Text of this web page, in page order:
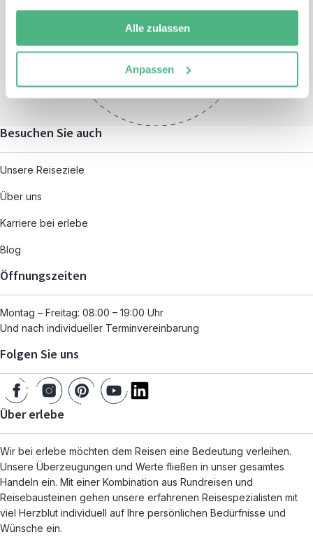
Alle zulassen
Anpassen
Montag – Freitag:
und nach individueller
Terminvereinbarung
Besuchen Sie auch
Unsere Reiseziele
Über uns
Karriere bei erlebe
Blog
Öffnungszeiten
Montag – Freitag: 08:00 – 19:00 Uhr
Und nach individueller Terminvereinbarung
Folgen Sie uns
Über erlebe
Wir bei erlebe möchten dem Reisen eine Bedeutung verleihen.
Unsere Überzeugungen und Werte fließen in unser gesamtes
Handeln ein. Mit einer Kombination aus Rundreisen und
Reisebausteinen gehen unsere erfahrenen Reisespezialisten mit
viel Herzblut individuell auf Ihre persönlichen Bedürfnisse und
Wünsche ein.